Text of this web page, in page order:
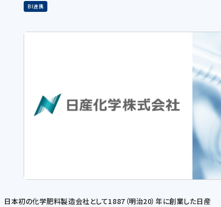
BI連携
日本初の化学肥料製造会社として1887（明治20）年に創業した日産